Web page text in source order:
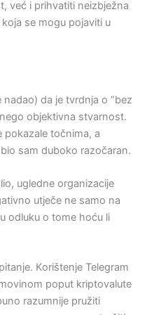
već i prihvatiti neizbježna
se mogu pojaviti u
nadao) da je tvrdnja o “bez
objektivna stvarnost.
pokazale točnima, a
sam duboko razočaran.
ugledne organizacije
utječe ne samo na
odluku o tome hoću li
Korištenje Telegram
poput kriptovalute
razumnije pružiti